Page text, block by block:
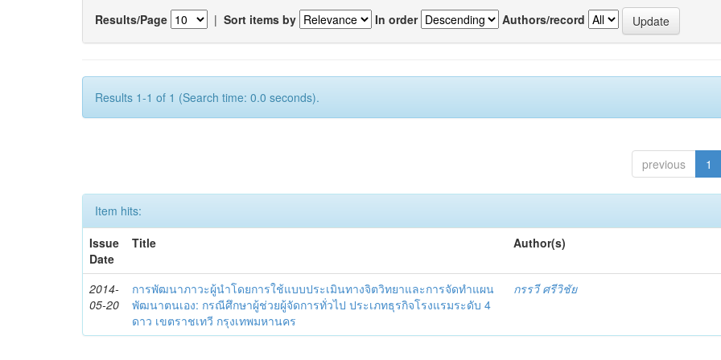
Results/Page | Sort items by In order Authors/record
Results 1-1 of 1 (Search time: 0.0 seconds).
previous 1
Item hits:
Issue
Date
Title Author(s)
2014-
05-20
การพัฒนาภาวะผู้นำโดยการใช้แบบประเมินทางจิตวิทยาและการจัดทำแผน
พัฒนาตนเอง: กรณีศึกษาผู้ช่วยผู้จัดการทั่วไป ประเภทธุรกิจโรงแรมระดับ 4
ดาว เขตราชเทวี กรุงเทพมหานคร
กรรวี ศรีวิชัย